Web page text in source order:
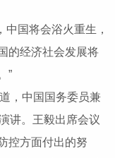
国将会浴火重生，
的经济社会发展将
”
，中国国务委员兼
讲。王毅出席会议
控方面付出的努